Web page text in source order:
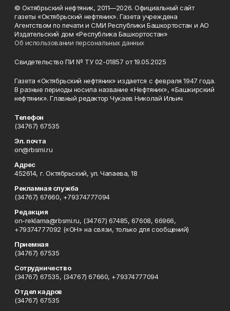
© Октябрьский нефтяник, 2011—2026. Официальный сайт
газеты «Октябрьский нефтяник». Газета учреждена
Агентством по печати и СМИ Республики Башкортостан и АО
Издательский дом «Республика Башкортостан»
Об использовании персональных данных
Свидетельство ПИ № ТУ 02-01857 от 19.05.2025
Газета «Октябрьский нефтяник» издается с февраля 1947 года.
В разные периоды носила название «Нефтяник», «Башкирский
нефтяник». Главный редактор Чукаев Николай Ильич
Телефон
(34767) 67535
Эл. почта
on@rbsmi.ru
Адрес
452614, г. Октябрьский, ул. Чапаева, 18
Рекламная служба
(34767) 67660, +79374777094
Редакция
on-reklama@rbsmi.ru, (34767) 67485, 67608, 66966,
+79374777092 («ОН» на связи, только для сообщений)
Приемная
(34767) 67535
Сотрудничество
(34767) 67535, (34767) 67660, +79374777094
Отдел кадров
(34767) 67535